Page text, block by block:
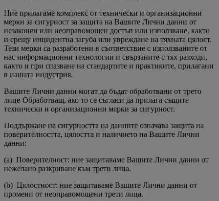
Ние прилагаме комплекс от технически и организационни
мерки за сигурност за защита на Вашите Лични данни от
незаконен или неоправомощен достъп или използване, както
и срещу инцидентна загуба или увреждане на тяхната цялост.
Тези мерки са разработени в съответствие с използваните от
нас информационни технологии и свързаните с тях разходи,
както и при спазване на стандартите и практиките, прилагани
в нашата индустрия.
Вашите Лични данни могат да бъдат обработвани от трето
лице-Обработващ, ако то се съгласи да прилага същите
технически и организационни мерки за сигурност.
Поддържане на сигурността на данните означава защита на
поверителността, цялостта и наличието на Вашите Лични
данни:
(a) Поверителност: ние защитаваме Вашите Лични данни от
нежелано разкриване към трети лица.
(b) Цялостност: ние защитаваме Вашите Лични данни от
промени от неоправомощени трети лица.